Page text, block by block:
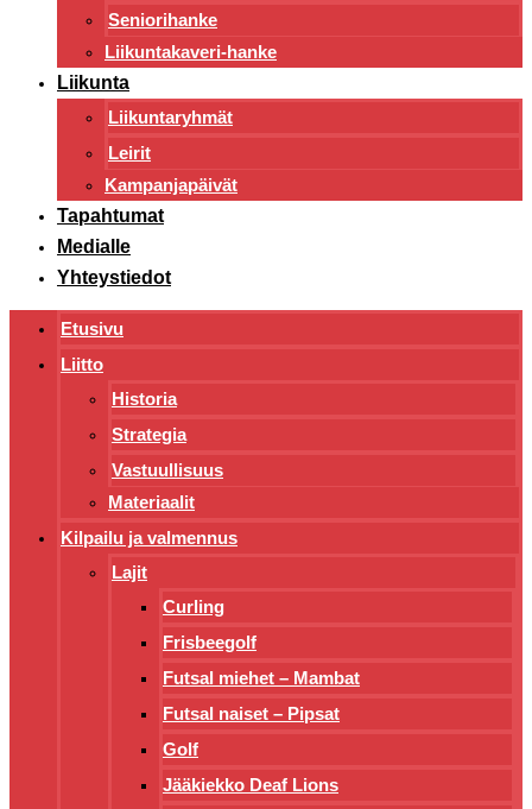
Seniorihanke
Liikuntakaveri-hanke
Liikunta
Liikuntaryhmät
Leirit
Kampanjapäivät
Tapahtumat
Medialle
Yhteystiedot
Etusivu
Liitto
Historia
Strategia
Vastuullisuus
Materiaalit
Kilpailu ja valmennus
Lajit
Curling
Frisbeegolf
Futsal miehet – Mambat
Futsal naiset – Pipsat
Golf
Jääkiekko Deaf Lions